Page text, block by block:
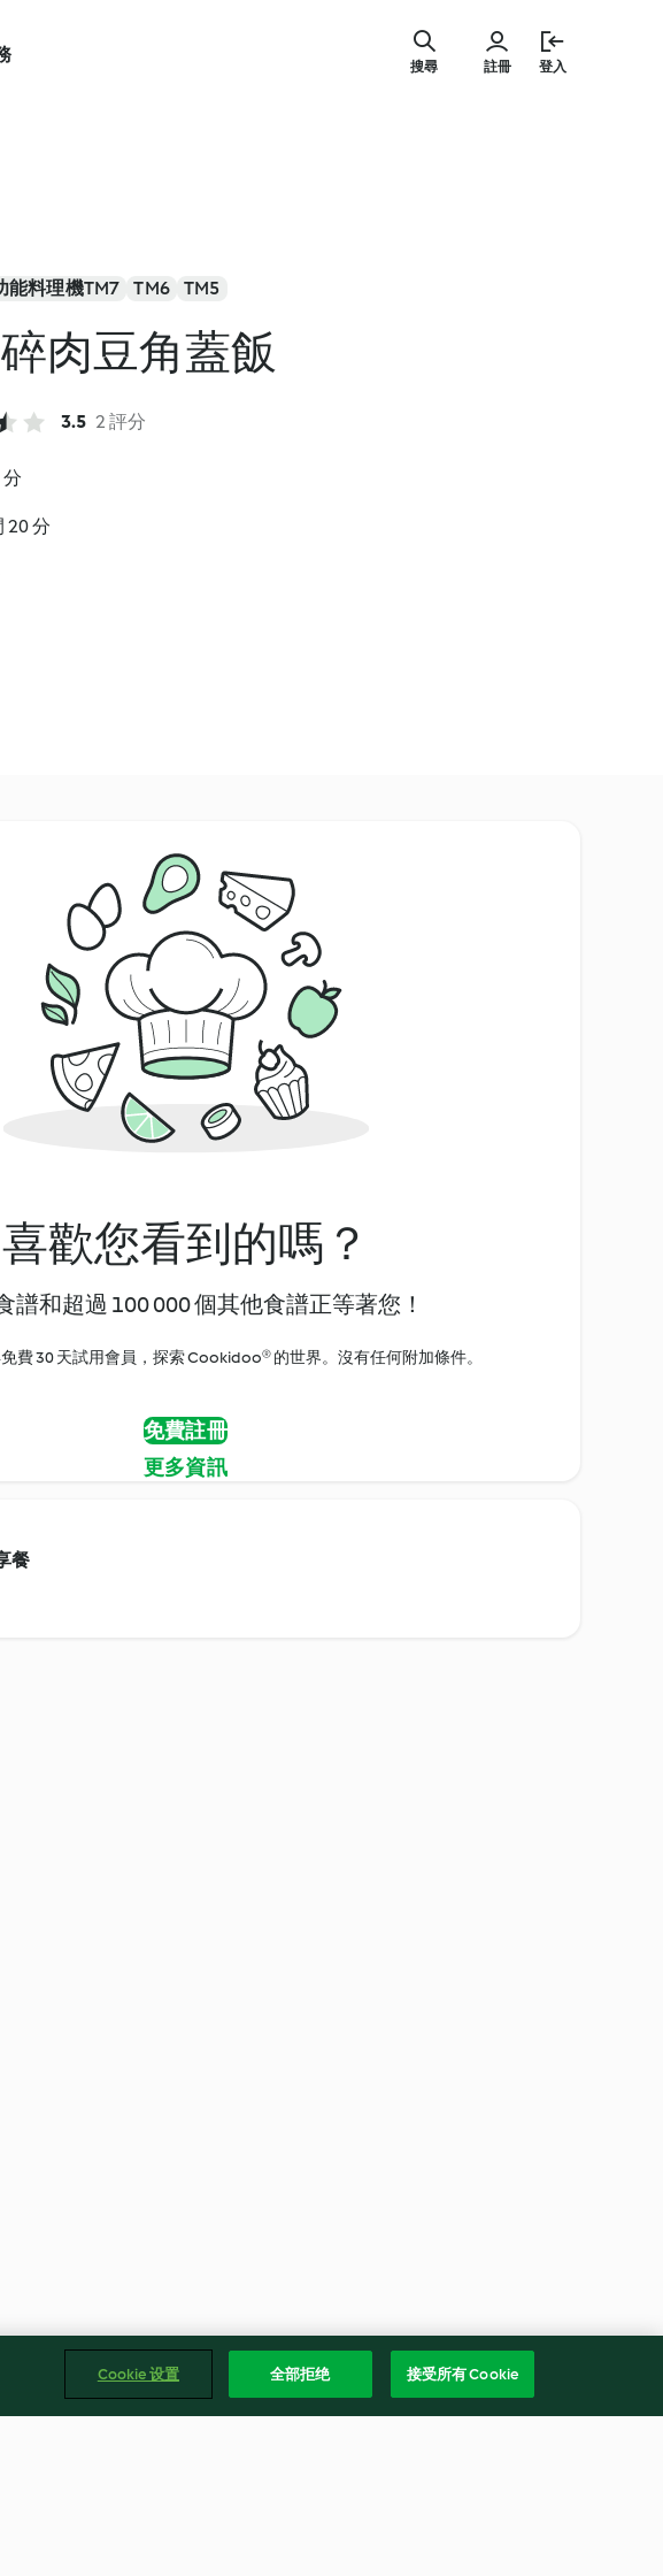
註冊 登入
搜尋
能料理機TM7 TM6 TM5
肉豆角蓋飯
3.5 2 評分
20 分
喜歡您看到的嗎？
譜和超過 100 000 個其他食譜正等著您！
費 30 天試用會員，探索 Cookidoo® 的世界。沒有任何附加條件。
免費註冊
更多資訊
餐
Cookie 设置 全部拒绝 接受所有 Cookie